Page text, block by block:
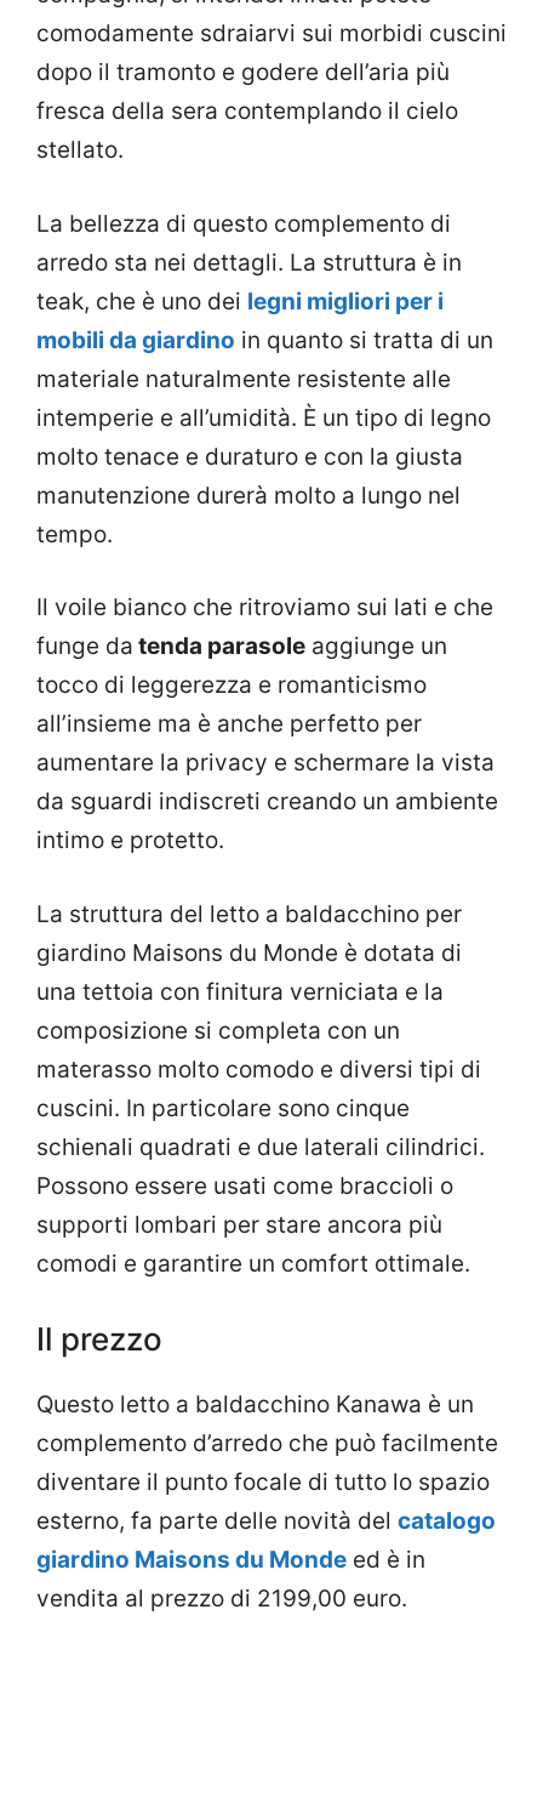
comodamente sdraiarvi sui morbidi cuscini
dopo il tramonto e godere dell’aria più
fresca della sera contemplando il cielo
stellato.
La bellezza di questo complemento di
arredo sta nei dettagli. La struttura è in
teak, che è uno dei legni migliori per i
mobili da giardino in quanto si tratta di un
materiale naturalmente resistente alle
intemperie e all’umidità. È un tipo di legno
molto tenace e duraturo e con la giusta
manutenzione durerà molto a lungo nel
tempo.
Il voile bianco che ritroviamo sui lati e che
funge da tenda parasole aggiunge un
tocco di leggerezza e romanticismo
all’insieme ma è anche perfetto per
aumentare la privacy e schermare la vista
da sguardi indiscreti creando un ambiente
intimo e protetto.
La struttura del letto a baldacchino per
giardino Maisons du Monde è dotata di
una tettoia con finitura verniciata e la
composizione si completa con un
materasso molto comodo e diversi tipi di
cuscini. In particolare sono cinque
schienali quadrati e due laterali cilindrici.
Possono essere usati come braccioli o
supporti lombari per stare ancora più
comodi e garantire un comfort ottimale.
Il prezzo
Questo letto a baldacchino Kanawa è un
complemento d’arredo che può facilmente
diventare il punto focale di tutto lo spazio
esterno, fa parte delle novità del catalogo
giardino Maisons du Monde ed è in
vendita al prezzo di 2199,00 euro.